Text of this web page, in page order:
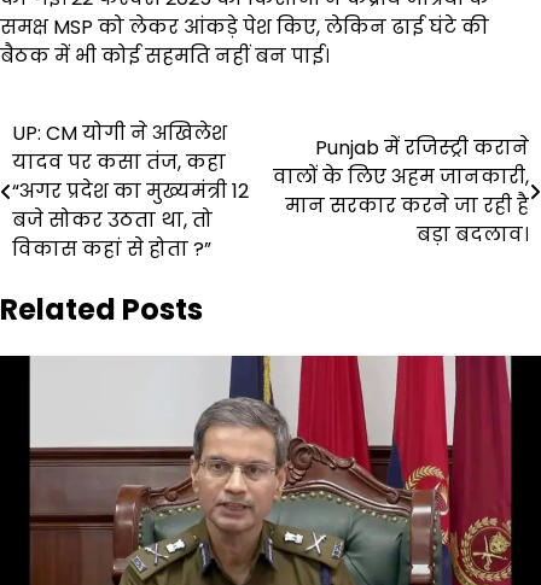
समक्ष MSP को लेकर आंकड़े पेश किए, लेकिन ढाई घंटे की
बैठक में भी कोई सहमति नहीं बन पाई।
Post
navigation
UP: CM योगी ने अखिलेश
यादव पर कसा तंज, कहा
“अगर प्रदेश का मुख्यमंत्री 12
बजे सोकर उठता था, तो
विकास कहां से होता ?”
Punjab में रजिस्ट्री कराने
वालों के लिए अहम जानकारी,
मान सरकार करने जा रही है
बड़ा बदलाव।
Related Posts